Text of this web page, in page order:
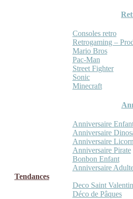
Consoles retro
Retrogaming –
Mario Bros
Pac-Man
Street Fighter
Sonic
Minecraft
Anniversaire
Anniversaire
Anniversaire
Anniversaire Pirate
Bonbon Enfant
Anniversaire
Tendances
Deco Saint Valentin
Déco de Pâques